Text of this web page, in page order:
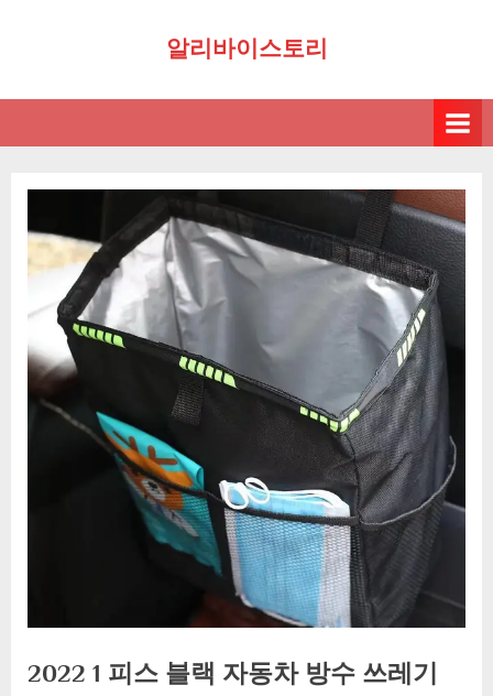
알리바이스토리
2022 1 피스 블랙 자동차 방수 쓰레기